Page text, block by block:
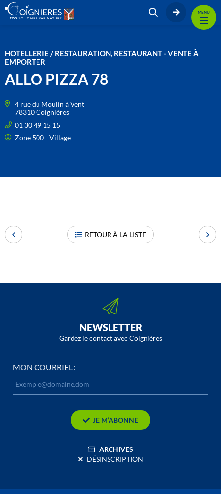
MENU
HOTELLERIE / RESTAURATION, RESTAURANT - VENTE À
EMPORTER
ALLO PIZZA 78
4 rue du Moulin à Vent
78310 Coignières
01 30 49 15 15
Zone 500 - Village
RETOUR À LA LISTE
NEWSLETTER
Gardez le contact avec Coignières
MON COURRIEL :
JE M’ABONNE
ARCHIVES
DÉSINSCRIPTION